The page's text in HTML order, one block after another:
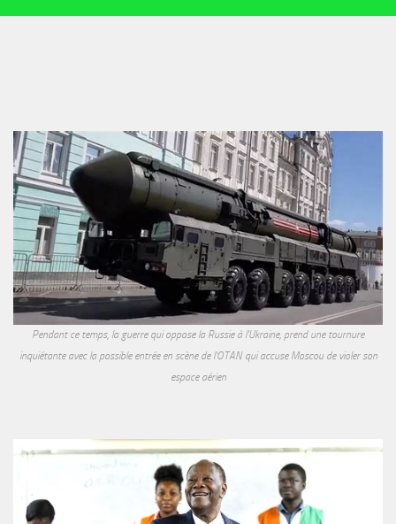
Pendant ce temps, la guerre qui oppose la Russie à l'Ukraine, prend une tournure
inquiétante avec la possible entrée en scène de l'OTAN qui accuse Moscou de violer son
espace aérien